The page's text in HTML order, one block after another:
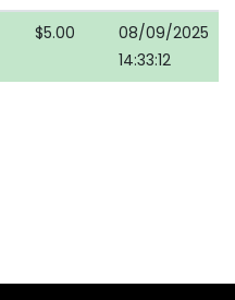
$5.00
08/09/2025
14:33:12